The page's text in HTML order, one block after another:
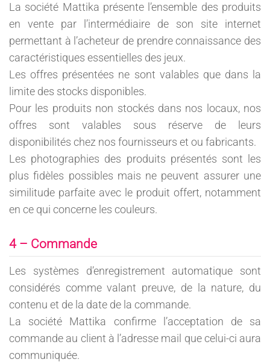
La société Mattika présente l’ensemble des produits
en vente par l’intermédiaire de son site internet
permettant à l’acheteur de prendre connaissance des
caractéristiques essentielles des jeux.
Les offres présentées ne sont valables que dans la
limite des stocks disponibles.
Pour les produits non stockés dans nos locaux, nos
offres sont valables sous réserve de leurs
disponibilités chez nos fournisseurs et ou fabricants.
Les photographies des produits présentés sont les
plus fidèles possibles mais ne peuvent assurer une
similitude parfaite avec le produit offert, notamment
en ce qui concerne les couleurs.
4 – Commande
Les systèmes d’enregistrement automatique sont
considérés comme valant preuve, de la nature, du
contenu et de la date de la commande.
La société Mattika confirme l’acceptation de sa
commande au client à l’adresse mail que celui-ci aura
communiquée.